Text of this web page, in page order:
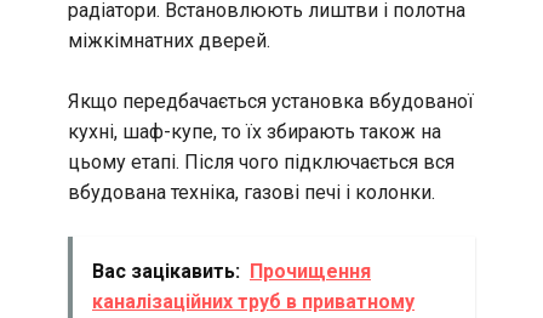
радіатори. Встановлюють лиштви і полотна
міжкімнатних дверей.
Якщо передбачається установка вбудованої
кухні, шаф-купе, то їх збирають також на
цьому етапі. Після чого підключається вся
вбудована техніка, газові печі і колонки.
Вас зацікавить: Прочищення
каналізаційних труб в приватному